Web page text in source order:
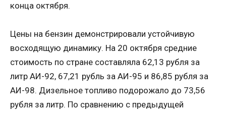
конца октября.
Цены на бензин демонстрировали устойчивую
восходящую динамику. На 20 октября средние
стоимость по стране составляла 62,13 рубля за
литр АИ-92, 67,21 рубль за АИ-95 и 86,85 рубля за
АИ-98. Дизельное топливо подорожало до 73,56
рубля за литр. По сравнению с предыдущей